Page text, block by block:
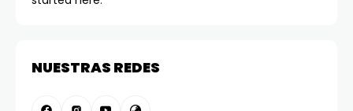
NUESTRAS REDES